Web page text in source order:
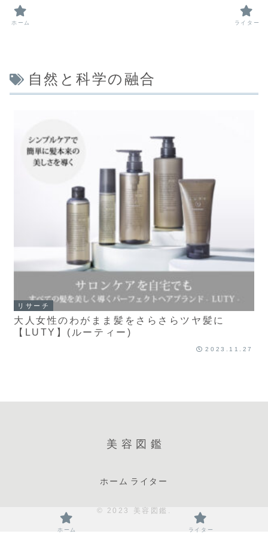
自然と科学の融合
リサーチ
大人女性のわがまま髪をさらさらツヤ髪に
【LUTY】(ルーティー)
2023.11.27
美容図鑑
ホーム ライター
© 2023 美容図鑑.
ホーム ライター
ホーム ライター